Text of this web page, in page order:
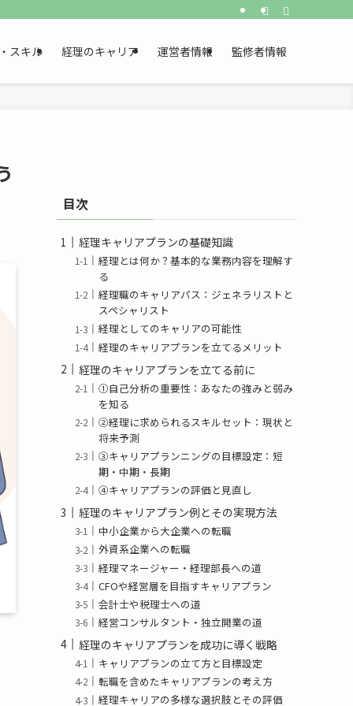
スキル 経理のキャリア 運営者情報 監修者情報
目次
経理キャリアプランの基礎知識
経理とは何か？基本的な業務内容を理解す
る
経理職のキャリアパス：ジェネラリストと
スペシャリスト
経理としてのキャリアの可能性
経理のキャリアプランを立てるメリット
経理のキャリアプランを立てる前に
①自己分析の重要性：あなたの強みと弱み
を知る
②経理に求められるスキルセット：現状と
将来予測
③キャリアプランニングの目標設定：短
期・中期・長期
④キャリアプランの評価と見直し
経理のキャリアプラン例とその実現方法
中小企業から大企業への転職
外資系企業への転職
経理マネージャー・経理部長への道
CFOや経営層を目指すキャリアプラン
会計士や税理士への道
経営コンサルタント・独立開業の道
経理のキャリアプランを成功に導く戦略
キャリアプランの立て方と目標設定
転職を含めたキャリアプランの考え方
経理キャリアの多様な選択肢とその評価